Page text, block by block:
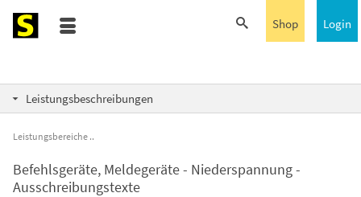
Login
Shop
Leistungsbeschreibungen
Leistungsbereiche
Befehlsgeräte, Meldegeräte - Niederspannung -
Ausschreibungstexte